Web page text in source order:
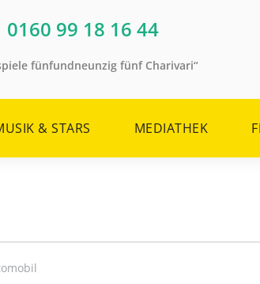
0160 99 18 16 44
fünfundneunzig fünf Charivari“
& STARS MEDIATHEK